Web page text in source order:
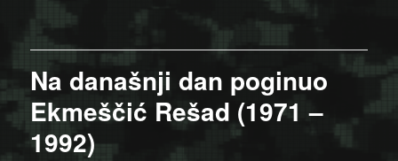
Na današnji dan poginuo
Ekmeščić Rešad (1971 –
1992)